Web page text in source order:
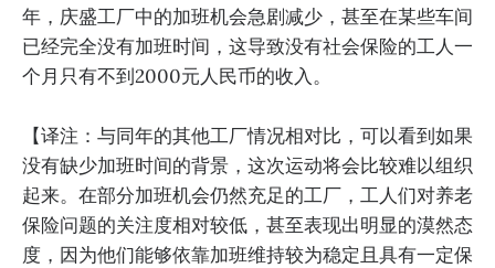
年，庆盛工厂中的加班机会急剧减少，甚至在某些车间
已经完全没有加班时间，这导致没有社会保险的工人一
个月只有不到2000元人民币的收入。
【译注：与同年的其他工厂情况相对比，可以看到如果
没有缺少加班时间的背景，这次运动将会比较难以组织
起来。在部分加班机会仍然充足的工厂，工人们对养老
保险问题的关注度相对较低，甚至表现出明显的漠然态
度，因为他们能够依靠加班维持较为稳定且具有一定保